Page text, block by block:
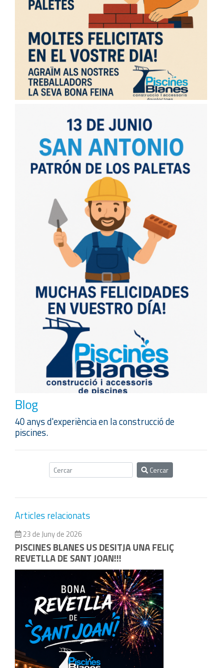
Blog
40 anys d'experiència en la construcció de
piscines.
Cercar
Articles relacionats
23 de Juny de 2026
PISCINES BLANES US DESITJA UNA FELIÇ
REVETLLA DE SANT JOAN!!!